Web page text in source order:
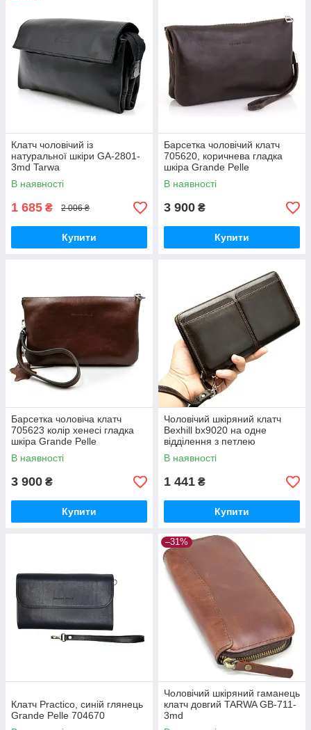
Клатч чоловічий із
натуральної шкіри GA-2801-
3md Tarwa
В наявності
1 685 ₴ 2 006 ₴
Купити
Барсетка чоловічий клатч
705620, коричнева гладка
шкіра Grande Pelle
В наявності
3 900 ₴
Купити
Барсетка чоловіча клатч
705623 колір хенесі гладка
шкіра Grande Pelle
В наявності
3 900 ₴
Купити
Чоловічий шкіряний клатч
Bexhill bx9020 на одне
відділення з петлею
В наявності
1 441 ₴
Купити
Клатч Practico, синій глянець
Grande Pelle 704670
–31%
Чоловічий шкіряний гаманець
клатч довгий TARWA GB-711-
3md